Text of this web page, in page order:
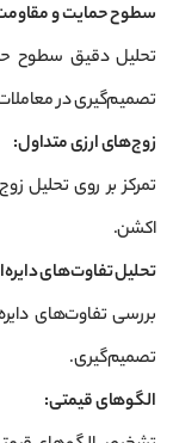
سطوح حمایت و
تحلیل دقیق سطوح
تصمیم‌گیری در
زوج‌های ارزی متداول:
تمرکز بر روی تحلیل
اکشن.
تحلیل تفاوت‌های
بررسی تفاوت‌های
تصمیم‌گیری.
الگوهای قیمتی: